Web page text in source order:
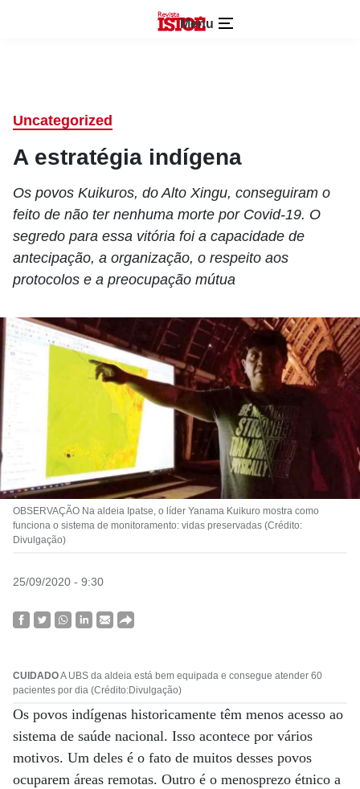
Menu
Uncategorized
A estratégia indígena
Os povos Kuikuros, do Alto Xingu, conseguiram o
feito de não ter nenhuma morte por Covid-19. O
segredo para essa vitória foi a capacidade de
antecipação, a organização, o respeito aos
protocolos e a preocupação mútua
OBSERVAÇÃO Na aldeia Ipatse, o líder Yanama Kuikuro mostra como
funciona o sistema de monitoramento: vidas preservadas (Crédito:
Divulgação)
25/09/2020 - 9:30
CUIDADOA UBS da aldeia está bem equipada e consegue atender 60
pacientes por dia (Crédito:Divulgação)
Os povos indígenas historicamente têm menos acesso ao
sistema de saúde nacional. Isso acontece por vários
motivos. Um deles é o fato de muitos desses povos
ocuparem áreas remotas. Outro é o menosprezo étnico a